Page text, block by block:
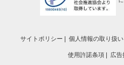
サイトポリシー 個人情報の取り扱い
使用許諾条項 広告